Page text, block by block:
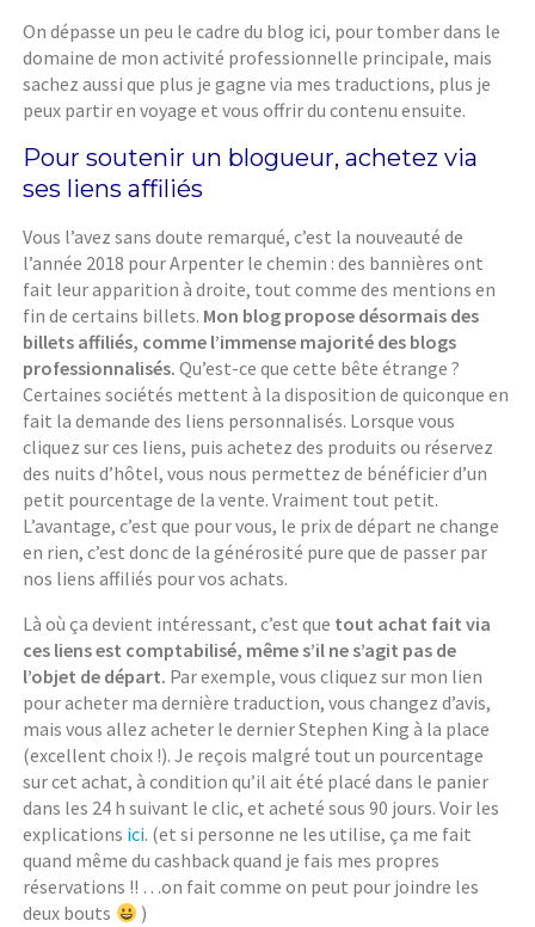
On dépasse un peu le cadre du blog ici, pour tomber dans le
domaine de mon activité professionnelle principale, mais
sachez aussi que plus je gagne via mes traductions, plus je
peux partir en voyage et vous offrir du contenu ensuite.
Pour soutenir un blogueur, achetez via
ses liens affiliés
Vous l’avez sans doute remarqué, c’est la nouveauté de
l’année 2018 pour Arpenter le chemin : des bannières ont
fait leur apparition à droite, tout comme des mentions en
fin de certains billets. Mon blog propose désormais des
billets affiliés, comme l’immense majorité des blogs
professionnalisés. Qu’est-ce que cette bête étrange ?
Certaines sociétés mettent à la disposition de quiconque en
fait la demande des liens personnalisés. Lorsque vous
cliquez sur ces liens, puis achetez des produits ou réservez
des nuits d’hôtel, vous nous permettez de bénéficier d’un
petit pourcentage de la vente. Vraiment tout petit.
L’avantage, c’est que pour vous, le prix de départ ne change
en rien, c’est donc de la générosité pure que de passer par
nos liens affiliés pour vos achats.
Là où ça devient intéressant, c’est que tout achat fait via
ces liens est comptabilisé, même s’il ne s’agit pas de
l’objet de départ. Par exemple, vous cliquez sur mon lien
pour acheter ma dernière traduction, vous changez d’avis,
mais vous allez acheter le dernier Stephen King à la place
(excellent choix !). Je reçois malgré tout un pourcentage
sur cet achat, à condition qu’il ait été placé dans le panier
dans les 24 h suivant le clic, et acheté sous 90 jours. Voir les
explications ici. (et si personne ne les utilise, ça me fait
quand même du cashback quand je fais mes propres
réservations !! …on fait comme on peut pour joindre les
deux bouts
)